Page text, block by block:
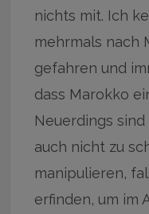
nichts mit. Ich
mehrmals nach
gefahren und
dass Marokko
Neuerdings
auch nicht zu
manipulieren,
erfinden, um im